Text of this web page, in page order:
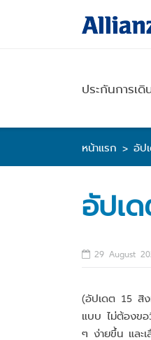
ประกันการเดิ
หน้าแรก > อัป
อัปเ
29 August
(อัปเดต 15 สิง
แบบ ไม่ต้องขอ
ๆ ง่ายขึ้น และเ